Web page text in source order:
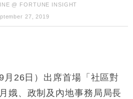
上半年淨利創新高 中期息增15%至
萬點後回穩 全周仍升近2%
@ FORTUNE INSIGHT
27, 2019
月26日）出席首場「社區對
娥、政制及內地事務局局長